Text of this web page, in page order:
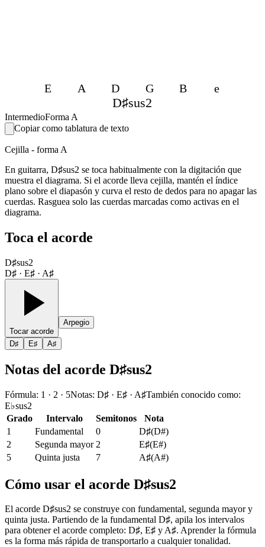
E A D G B e
D♯sus2
IntermedioForma A
Copiar como tablatura de texto
Cejilla - forma A
En guitarra, D♯sus2 se toca habitualmente con la digitación que
muestra el diagrama. Si el acorde lleva cejilla, mantén el índice
plano sobre el diapasón y curva el resto de dedos para no apagar las
cuerdas. Rasguea solo las cuerdas marcadas como activas en el
diagrama.
Toca el acorde
D♯sus2
D♯ · E♯ · A♯
Tocar acorde
Arpegio
D♯ E♯ A♯
Notas del acorde D♯sus2
Fórmula: 1 · 2 · 5Notas: D♯ · E♯ · A♯También conocido como:
E♭sus2
Grado
Intervalo Semitonos
Nota
1
Fundamental 0 D♯(D#)
2
Segunda mayor 2 E♯(E#)
5
Quinta justa 7 A♯(A#)
Cómo usar el acorde D♯sus2
El acorde D♯sus2 se construye con fundamental, segunda mayor y
quinta justa. Partiendo de la fundamental D♯, apila los intervalos
para obtener el acorde completo: D♯, E♯ y A♯. Aprender la fórmula
es la forma más rápida de transportarlo a cualquier tonalidad.